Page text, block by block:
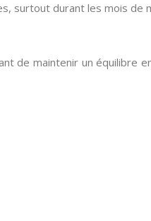
surtout durant les mois de
de maintenir un